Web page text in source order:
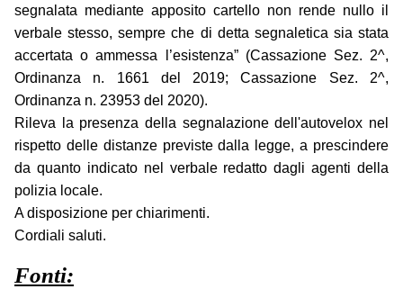
segnalata mediante apposito cartello non rende nullo il
verbale stesso, sempre che di detta segnaletica sia stata
accertata o ammessa l’esistenza” (Cassazione Sez. 2^,
Ordinanza n. 1661 del 2019; Cassazione Sez. 2^,
Ordinanza n. 23953 del 2020).
Rileva la presenza della segnalazione dell'autovelox nel
rispetto delle distanze previste dalla legge, a prescindere
da quanto indicato nel verbale redatto dagli agenti della
polizia locale.
A disposizione per chiarimenti.
Cordiali saluti.
Fonti: